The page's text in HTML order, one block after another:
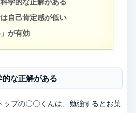
学的な正解がある
自己肯定感が低い
」が有効
な正解がある
ップの〇〇くんは、勉強するとお菓